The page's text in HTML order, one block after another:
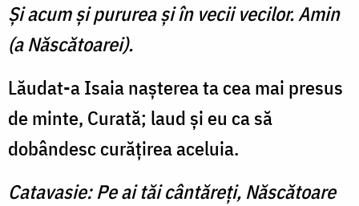
Şi acum şi pururea şi în vecii vecilor. Amin
(a Născătoarei).
Lăudat-a Isaia naşterea ta cea mai presus
de minte, Curată; laud şi eu ca să
dobândesc curăţirea aceluia.
Catavasie: Pe ai tăi cântăreţi, Născătoare